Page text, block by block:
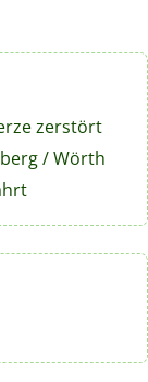
zerstört
/ Wörth